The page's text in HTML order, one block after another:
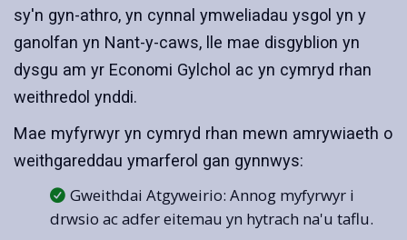
sy'n gyn-athro, yn cynnal ymweliadau ysgol yn y
ganolfan yn Nant-y-caws, lle mae disgyblion yn
dysgu am yr Economi Gylchol ac yn cymryd rhan
weithredol ynddi.
Mae myfyrwyr yn cymryd rhan mewn amrywiaeth o
weithgareddau ymarferol gan gynnwys:
Gweithdai Atgyweirio: Annog myfyrwyr i
drwsio ac adfer eitemau yn hytrach na'u taflu.